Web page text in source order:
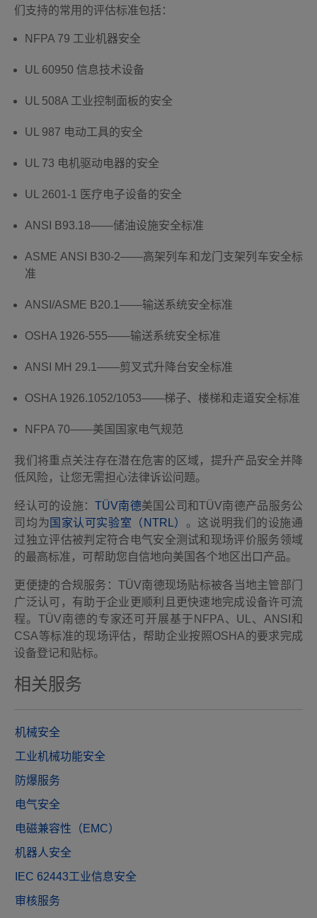
们支持的常用的评估标准包括：
NFPA 79 工业机器安全
UL 60950 信息技术设备
UL 508A 工业控制面板的安全
UL 987 电动工具的安全
UL 73 电机驱动电器的安全
UL 2601-1 医疗电子设备的安全
ANSI B93.18——储油设施安全标准
ASME ANSI B30-2——高架列车和龙门支架列车安全标
准
ANSI/ASME B20.1——输送系统安全标准
OSHA 1926-555——输送系统安全标准
ANSI MH 29.1——剪叉式升降台安全标准
OSHA 1926.1052/1053——梯子、楼梯和走道安全标准
NFPA 70——美国国家电气规范
我们将重点关注存在潜在危害的区域，提升产品安全并降
低风险，让您无需担心法律诉讼问题。
经认可的设施：TÜV南德美国公司和TÜV南德产品服务公
司均为 国家认可实验室（NTRL） 。这说明我们的设施通
过独立评估被判定符合电气安全测试和现场评价服务领域
的最高标准，可帮助您自信地向美国各个地区出口产品。
更便捷的合规服务：TÜV南德现场贴标被各当地主管部门
广泛认可，有助于企业更顺利且更快速地完成设备许可流
程。TÜV南德的专家还可开展基于NFPA、UL、ANSI和
CSA等标准的现场评估，帮助企业按照OSHA的要求完成
设备登记和贴标。
相关服务
机械安全
工业机械功能安全
防爆服务
电气安全
电磁兼容性（EMC）
机器人安全
IEC 62443工业信息安全
审核服务